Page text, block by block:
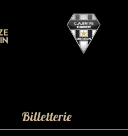
Billetterie